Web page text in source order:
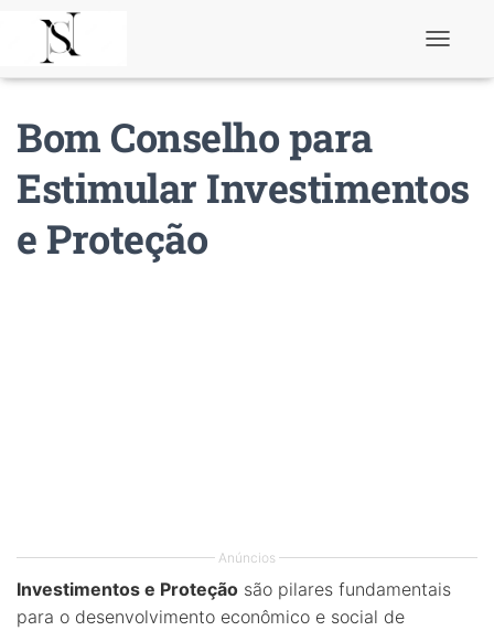
a
v
Bom Conselho para
Estimular Investimentos
e Proteção
Anúncios
Investimentos e Proteção são pilares fundamentais
para o desenvolvimento econômico e social de